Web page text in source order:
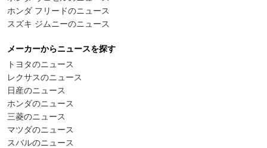
ホンダ フリードのニュース
スズキ ジムニーのニュース
メーカーからニュースを探す
トヨタのニュース
レクサスのニュース
日産のニュース
ホンダのニュース
三菱のニュース
マツダのニュース
スバルのニュース